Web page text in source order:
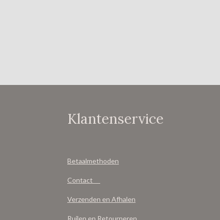
Klantenservice
Betaalmethoden
Contact
Verzenden en Afhalen
Ruilen en Retourneren